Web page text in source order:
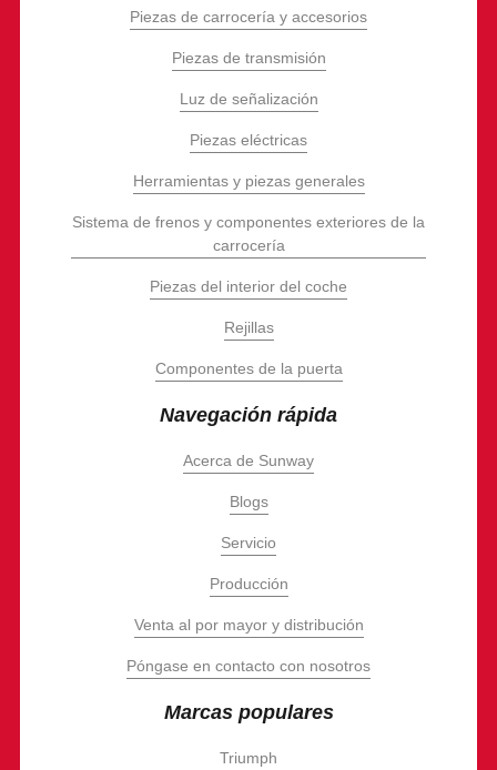
Piezas de carrocería y accesorios
Piezas de transmisión
Luz de señalización
Piezas eléctricas
Herramientas y piezas generales
Sistema de frenos y componentes exteriores de la
carrocería
Piezas del interior del coche
Rejillas
Componentes de la puerta
Navegación rápida
Acerca de Sunway
Blogs
Servicio
Producción
Venta al por mayor y distribución
Póngase en contacto con nosotros
Marcas populares
Triumph